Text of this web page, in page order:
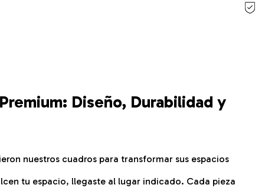
Diseño, Durabilidad y
nuestros cuadros para transformar sus espacios
tu espacio, llegaste al lugar indicado. Cada pieza